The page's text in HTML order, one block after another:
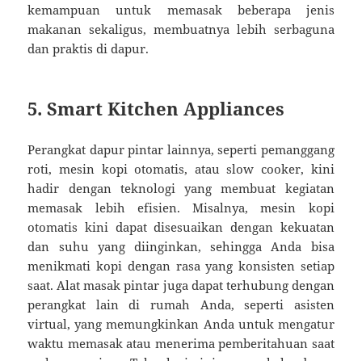
kemampuan untuk memasak beberapa jenis
makanan sekaligus, membuatnya lebih serbaguna
dan praktis di dapur.
5. Smart Kitchen Appliances
Perangkat dapur pintar lainnya, seperti pemanggang
roti, mesin kopi otomatis, atau slow cooker, kini
hadir dengan teknologi yang membuat kegiatan
memasak lebih efisien. Misalnya, mesin kopi
otomatis kini dapat disesuaikan dengan kekuatan
dan suhu yang diinginkan, sehingga Anda bisa
menikmati kopi dengan rasa yang konsisten setiap
saat. Alat masak pintar juga dapat terhubung dengan
perangkat lain di rumah Anda, seperti asisten
virtual, yang memungkinkan Anda untuk mengatur
waktu memasak atau menerima pemberitahuan saat